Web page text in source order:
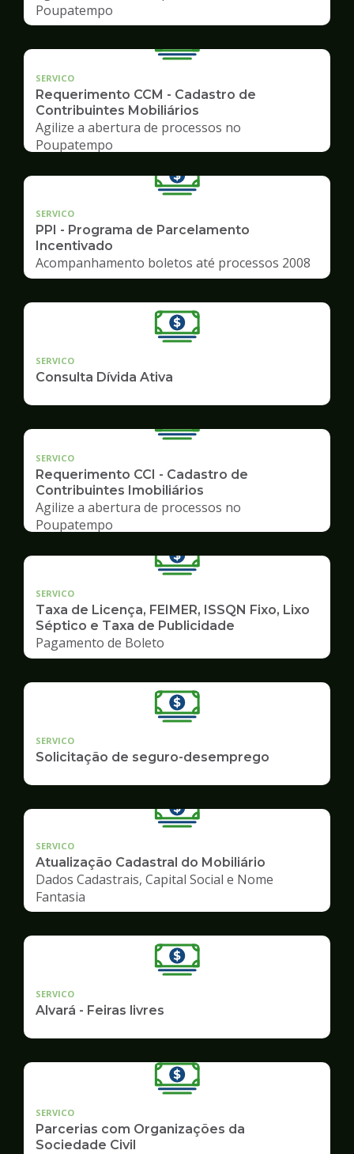
Poupatempo
SERVICO
Requerimento CCM - Cadastro de
Contribuintes Mobiliários
Agilize a abertura de processos no
Poupatempo
SERVICO
PPI - Programa de Parcelamento
Incentivado
Acompanhamento boletos até processos 2008
SERVICO
Consulta Dívida Ativa
SERVICO
Requerimento CCI - Cadastro de
Contribuintes Imobiliários
Agilize a abertura de processos no
Poupatempo
SERVICO
Taxa de Licença, FEIMER, ISSQN Fixo, Lixo
Séptico e Taxa de Publicidade
Pagamento de Boleto
SERVICO
Solicitação de seguro-desemprego
SERVICO
Atualização Cadastral do Mobiliário
Dados Cadastrais, Capital Social e Nome
Fantasia
SERVICO
Alvará - Feiras livres
SERVICO
Parcerias com Organizações da
Sociedade Civil